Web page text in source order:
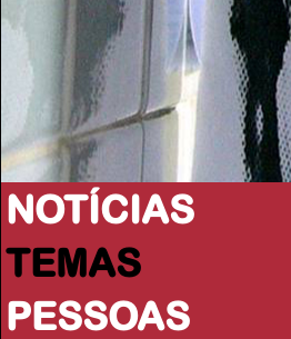
NOTÍCIAS
TEMAS
PESSOAS